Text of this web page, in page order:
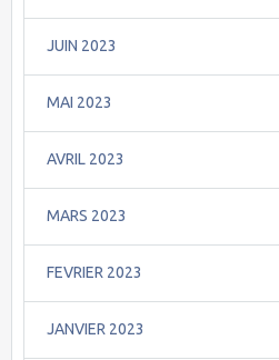
JUIN 2023
MAI 2023
AVRIL 2023
MARS 2023
FEVRIER 2023
JANVIER 2023